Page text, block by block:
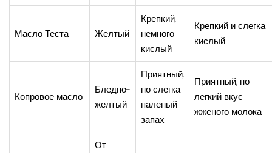
Масло Теста Желтый
Крепкий,
немного
кислый
Крепкий и слегка
кислый
Копровое масло
Бледно-
желтый
Приятный,
но слегка
паленый
запах
Приятный, но
легкий вкус
жженого молока
От